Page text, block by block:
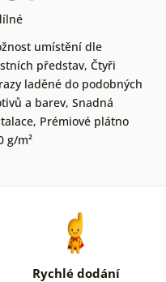
umístění dle
představ, Čtyři
laděné do podobných
a barev, Snadná
, Prémiové plátno
g/m²
Rychlé dodání